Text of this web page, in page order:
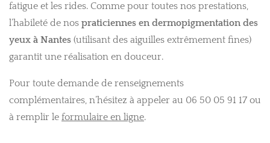
fatigue et les rides. Comme pour toutes nos prestations,
l’habileté de nos praticiennes en dermopigmentation des
yeux à Nantes (utilisant des aiguilles extrêmement fines)
garantit une réalisation en douceur.
Pour toute demande de renseignements
complémentaires, n’hésitez à appeler au 06 50 05 91 17 ou
à remplir le formulaire en ligne.